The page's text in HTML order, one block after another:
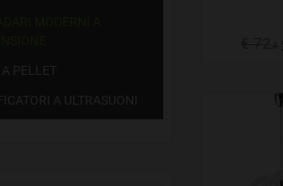
A PELLET
A ULTRASUONI